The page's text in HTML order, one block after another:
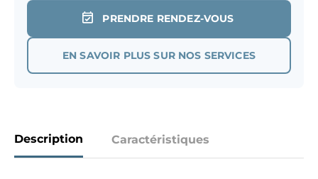
PRENDRE RENDEZ-VOUS
EN SAVOIR PLUS SUR NOS SERVICES
Description Caractéristiques